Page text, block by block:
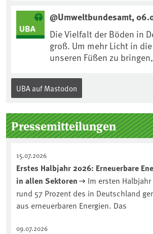
anpassen?🤔Antworten
weitere Fragen auf
www.uba.de/trockenheit
#Klimawandel
@Umweltbundesamt,
Die Vielfalt der Böden in
groß. Um mehr Licht in
unseren Füßen zu
Internationalen Tag des
„Boden des Jahres“
Kuratorium, wie wird der
Jahres ausgewählt und
eigentlich während eines
aktuellen Podcast „Soilcast“. Jetzt
reinhören:
https://soilcast.de/
interview-die-kuer-der-
UBA auf Mastodon
Pressemitteilungen
15.07.2026
Erstes Halbjahr 2026: Erneuerbare
in allen Sektoren
Im ersten
rund 57 Prozent des in Deutschland
aus erneuerbaren Energien. Das
09.07.2026